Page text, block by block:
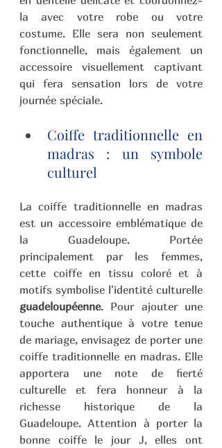
la avec votre robe ou votre
costume. Elle sera non seulement
fonctionnelle, mais également un
accessoire visuellement captivant
qui fera sensation lors de votre
journée spéciale.
Coiffe traditionnelle en
madras : un symbole
culturel
La coiffe traditionnelle en madras
est un accessoire emblématique de
la Guadeloupe. Portée
principalement par les femmes,
cette coiffe en tissu coloré et à
guadeloupéenne. Pour ajouter une
touche authentique à votre tenue
de mariage, envisagez de porter une
coiffe traditionnelle en madras. Elle
apportera une note de fierté
culturelle et fera honneur à la
richesse historique de la
Guadeloupe. Attention à porter la
bonne coiffe le jour J, elles ont